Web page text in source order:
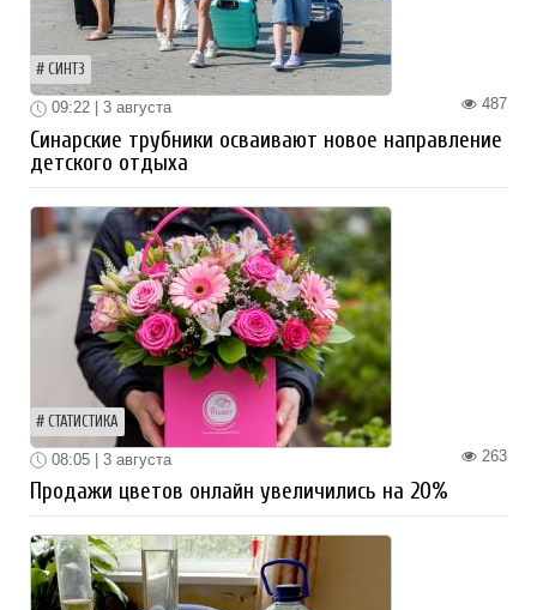
СИНТЗ
487
09:22 | 3 августа
Синарские трубники осваивают новое направление
детского отдыха
СТАТИСТИКА
263
08:05 | 3 августа
Продажи цветов онлайн увеличились на 20%